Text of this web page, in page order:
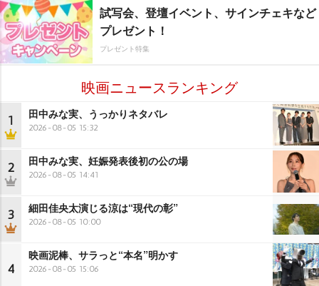
試写会、登壇イベント、サインチェキなど
プレゼント！
プレゼント特集
映画ニュースランキング
1 田中みな実、うっかりネタバレ
2026-08-05 15:32
2 田中みな実、妊娠発表後初の公の場
2026-08-05 14:41
3 細田佳央太演じる涼は“現代の彰”
2026-08-05 10:00
4
映画泥棒、サラっと“本名”明かす
2026-08-05 15:06